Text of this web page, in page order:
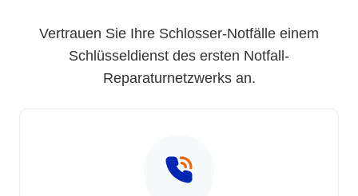
Vertrauen Sie Ihre Schlosser-Notfälle einem
Schlüsseldienst des ersten Notfall-
Reparaturnetzwerks an.